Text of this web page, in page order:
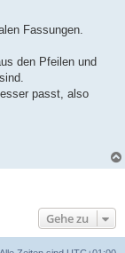
Fassungen.
den Pfeilen und
passt, also
Gehe zu